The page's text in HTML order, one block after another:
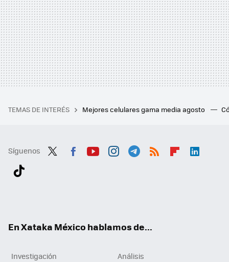
TEMAS DE INTERÉS Mejores celulares gama media agosto
Síguenos
En Xataka México hablamos de...
Investigación
Análisis